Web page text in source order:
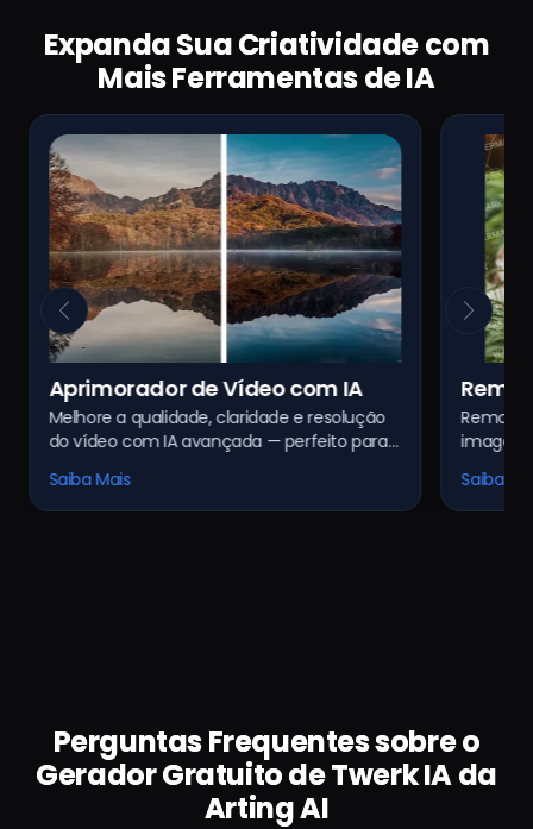
Expanda Sua Criatividade com
Mais Ferramentas de IA
Removedor de Marca d'Água em
Imagem com IA
Remova marcas d'água indesejadas de
imagens de forma limpa e rápida com
limpos e sem vestígios.
Saiba Mais Saiba
Perguntas Frequentes sobre o
Gerador Gratuito de Twerk IA da
Arting AI